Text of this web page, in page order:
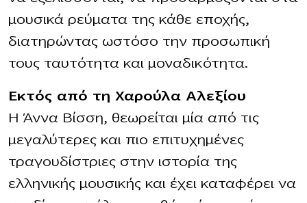
μουσικά ρεύματα της κάθε εποχής,
διατηρώντας ωστόσο την προσωπική
τους ταυτότητα και μοναδικότητα.
Εκτός από τη Χαρούλα Αλεξίου
Η Άννα Βίσση, θεωρείται μία από τις
μεγαλύτερες και πιο επιτυχημένες
τραγουδίστριες στην ιστορία της
ελληνικής μουσικής και έχει καταφέρει να